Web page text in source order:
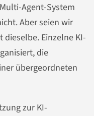
Agent-System
Aber seien wir
Einzelne KI-
die
übergeordneten
zur KI-